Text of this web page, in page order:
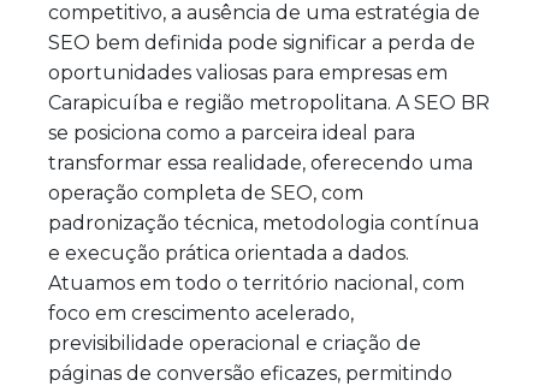
competitivo, a ausência de uma estratégia de
SEO bem definida pode significar a perda de
oportunidades valiosas para empresas em
Carapicuíba e região metropolitana. A SEO BR
se posiciona como a parceira ideal para
transformar essa realidade, oferecendo uma
operação completa de SEO, com
padronização técnica, metodologia contínua
e execução prática orientada a dados.
Atuamos em todo o território nacional, com
foco em crescimento acelerado,
previsibilidade operacional e criação de
páginas de conversão eficazes, permitindo